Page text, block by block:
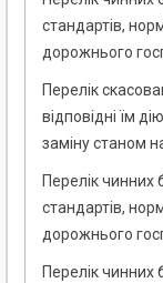
стандартів,
дорожнього
Перелік
відповідні їм
заміну станом
Перелік чинних
стандартів,
дорожнього
Перелік чинних